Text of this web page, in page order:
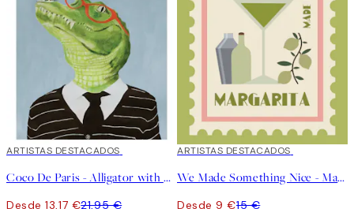
40%*
ARTISTAS DESTACADOS
Coco De Paris - Alligator with Wine Glass Poster
Desde 13,17 €21,95 €
40%*
ARTISTAS DESTACADOS
We Made Something Nice - Margarita Poster
Desde 9 €15 €